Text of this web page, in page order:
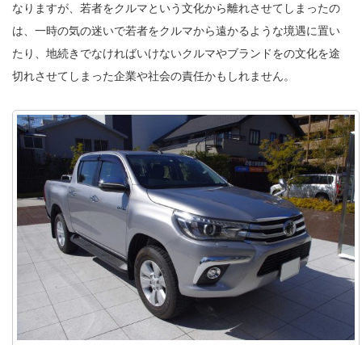
なりますが、若者をクルマという文化から離れさせてしまったの
は、一時の気の迷いで若者をクルマから遠かるような境遇に置い
たり、地続きでなければいけないクルマやブランドをの文化を途
切れさせてしまった企業や社会の責任かもしれません。